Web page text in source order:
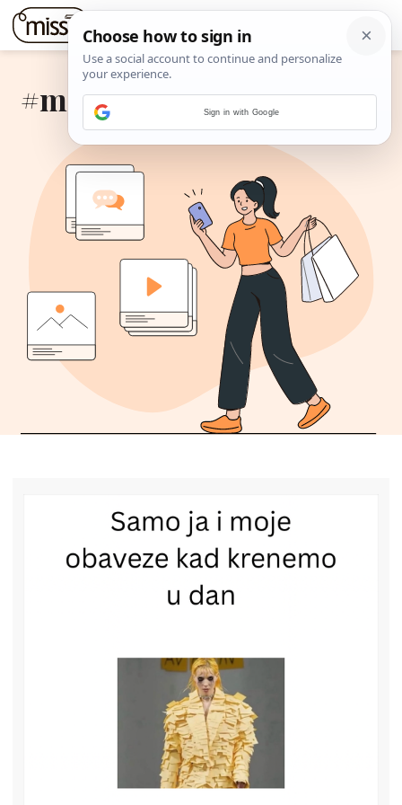
#mitotako Sign in with Google